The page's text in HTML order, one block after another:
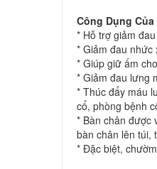
Công Dụng
* Hỗ trợ giảm
* Giảm đau nhức
* Giúp giữ ấm
* Giảm đau lưng
* Thúc đẩy máu
cổ, phòng bệnh
* Bàn chân được
bàn chân lên túi,
* Đặc biệt,